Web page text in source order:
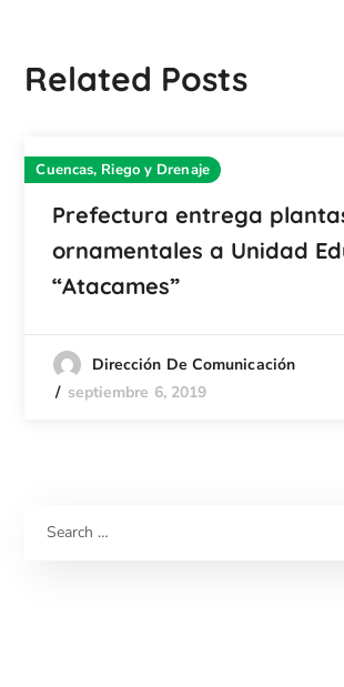
Related Posts
Cuencas, Riego y Drenaje
Prefectura entrega
ornamentales a Unidad
“Atacames”
Dirección De Comunicación
septiembre 6, 2019